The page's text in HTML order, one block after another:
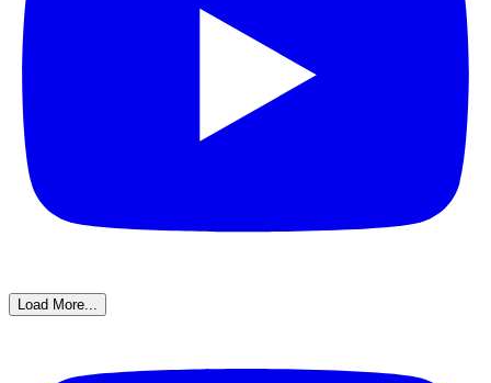
Load More...